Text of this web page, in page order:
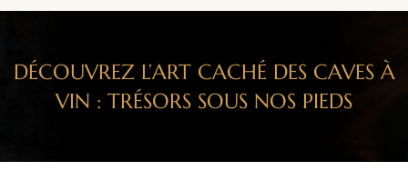
DÉCOUVREZ L’ART CACHÉ DES CAVES À
VIN : TRÉSORS SOUS NOS PIEDS